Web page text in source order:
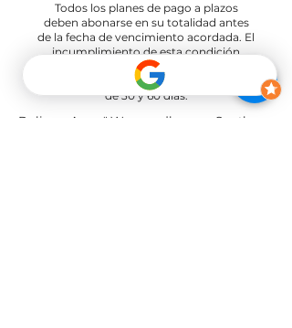
Todos los planes de pago a plazos
deben abonarse en su totalidad antes
de la fecha de vencimiento acordada. El
incumplimiento de esta condición
puede conllevar penalizaciones.
Ofrecemos opciones de pago a plazos
de 30 y 60 días.
Delivery Areas" We proudly serve South